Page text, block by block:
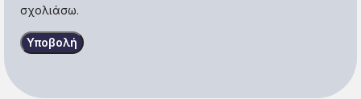
σχολιάσω.